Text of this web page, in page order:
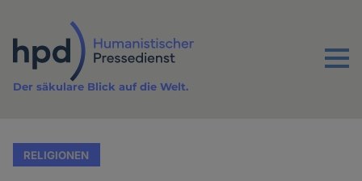
Inhalt
Menu
Der säkulare Blick auf die Welt.
RELIGIONEN